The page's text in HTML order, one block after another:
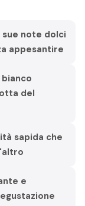
note dolci
appesantire
bianco
del
sapida che
e